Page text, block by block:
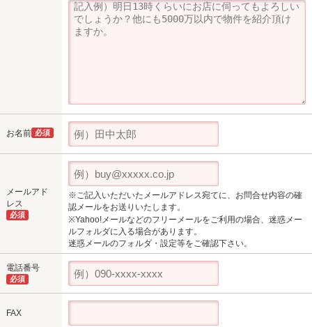
お名前 必須
メールアド
レス
必須
※ご記入いただいたメールアドレス宛てに、お問合せ内容の確
認メールをお送りいたします。
※Yahoo!メールなどのフリーメールをご利用の場合、迷惑メー
ルフォルダに入る場合があります。
迷惑メールのフォルダ・設定等をご確認下さい。
電話番号
必須
FAX